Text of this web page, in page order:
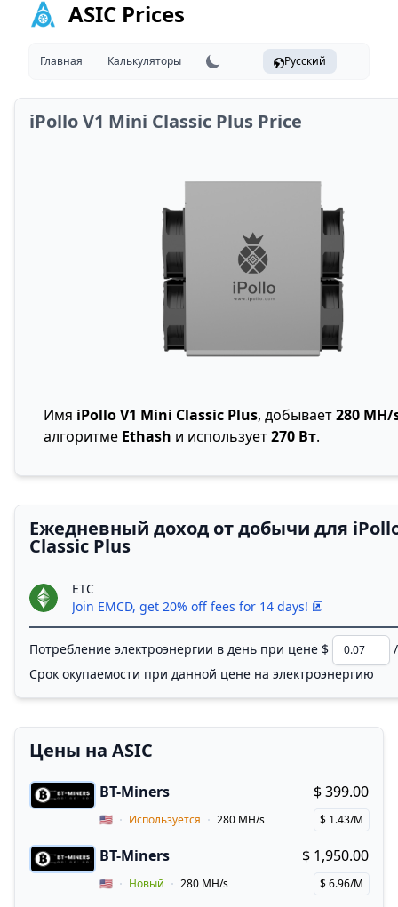
ASIC Prices
Главная Калькуляторы Русский
iPollo V1 Mini Classic Plus Price
Имя iPollo V1 Mini Classic Plus, добывает280 MH/
алгоритме Ethash и использует270 Вт.
Ежедневный доход от добычи для
Classic Plus
ETC
Join EMCD, get 20% off fees for 14 days!
Потребление электроэнергии в день при цене $
/
Срок окупаемости при данной цене на электроэнергию
Цены на ASIC
BT-Miners Buy now!
$ 399.00
Price per hash!
$ 1.43/M
Vendor Country
🇺🇸 Используется 280 MH/s
BT-Miners Buy now!
$ 1,950.00
Price per hash!
$ 6.96/M
Vendor Country
🇺🇸 Новый 280 MH/s